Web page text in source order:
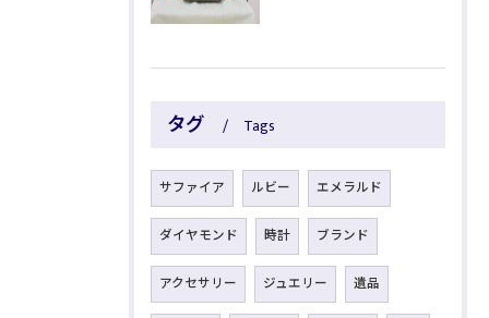
タグ Tags
サファイア ルビー エメラルド
ダイヤモンド 時計 ブランド
アクセサリー ジュエリー 遺品